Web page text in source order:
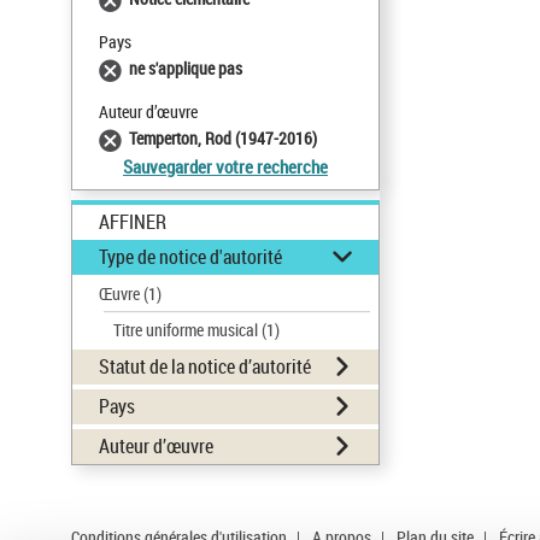
Pays
ne s'applique pas
Auteur d’œuvre
Temperton, Rod (1947-2016)
Sauvegarder votre recherche
AFFINER
Type de notice d'autorité
Œuvre(1)
Titre uniforme musical(1)
Statut de la notice d’autorité
Pays
Auteur d’œuvre